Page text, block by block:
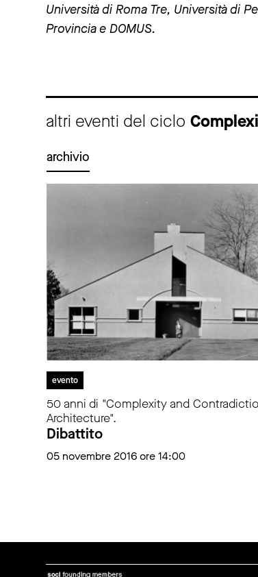
Università di Roma Tre, Università di
Provincia e DOMUS.
altri eventi del ciclo
archivio
evento
50 anni di "Complexity and
Architecture".
Dibattito
05 novembre 2016 ore 14:00